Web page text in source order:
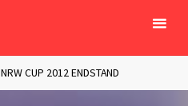
NRW CUP 2012 ENDSTAND